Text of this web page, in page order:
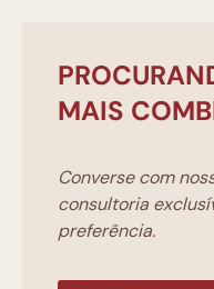
MAIS
Converse com
consultoria
preferência.